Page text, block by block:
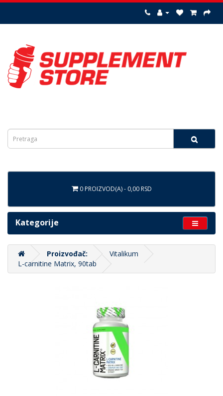
0 PROIZVOD(A) - 0,00 RSD
Kategorije
Proizvođač:
Vitalikum
L-carnitine Matrix, 90tab